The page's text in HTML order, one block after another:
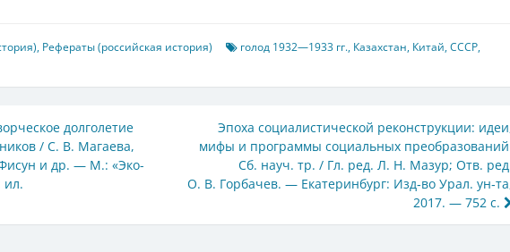
, Рефераты (российская история) голод 1932—1933 гг., Казахстан, Китай,СССР,
долголетие
/ С. В. Магаева,
и др. — М.: «Эко-
ил.
Эпоха социалистической реконструкции:
мифы и программы социальных
Сб. науч. тр. / Гл. ред. Л. Н. Мазур; Отв.
О. В. Горбачев. — Екатеринбург: Изд‑во Урал.
2017. — 752 с.